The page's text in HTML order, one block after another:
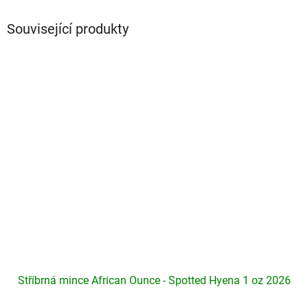
Související produkty
Stříbrná mince African Ounce - Spotted Hyena 1 oz 2026